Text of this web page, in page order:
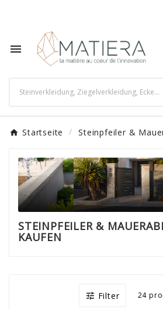

Startseite Steinpfeiler &
STEINPFEILER &
KAUFEN
 Filter 24